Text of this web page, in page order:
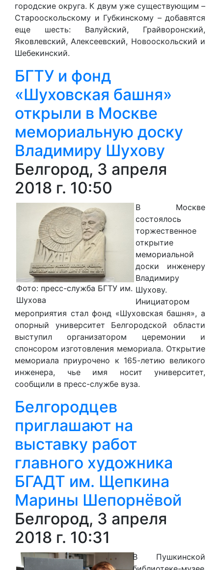
городские округа. К двум уже существующим –
Старооскольскому и Губкинскому – добавятся
еще шесть: Валуйский, Грайворонский,
Яковлевский, Алексеевский, Новооскольский и
Шебекинский.
БГТУ и фонд
«Шуховская башня»
открыли в Москве
мемориальную доску
Владимиру Шухову
Белгород, 3 апреля
2018 г. 10:50
Фото: пресс-служба БГТУ им.
Шухова
В Москве
состоялось
торжественное
открытие
мемориальной
доски инженеру
Владимиру
Шухову.
Инициатором
мероприятия стал фонд «Шуховская башня», а
опорный университет Белгородской области
выступил организатором церемонии и
спонсором изготовления мемориала. Открытие
мемориала приурочено к 165-летию великого
инженера, чье имя носит университет,
сообщили в пресс-службе вуза.
Белгородцев
приглашают на
выставку работ
главного художника
БГАДТ им. Щепкина
Марины Шепорнёвой
Белгород, 3 апреля
2018 г. 10:31
В Пушкинской